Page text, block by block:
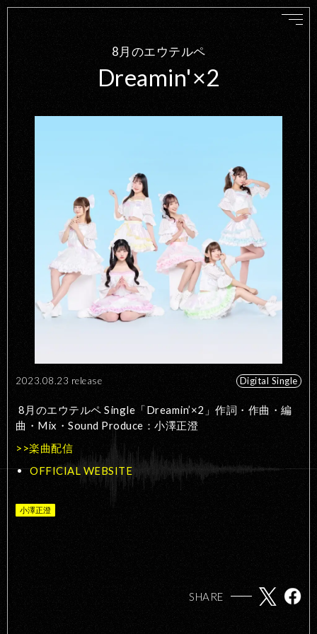
8月のエウテルペ
Dreamin'×2
2023.08.23 release Digital Single
8 月のエウテルペ Single「Dreamin’×2 」作詞・作曲・編
曲・ Mix ・Sound Produce ：小澤正澄
>>楽曲配信
OFFICIAL WEBSITE
小澤正澄
SHARE